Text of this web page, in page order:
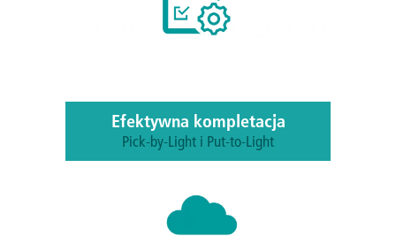
Efektywna kompletacja
Pick-by-Light i Put-to-Light
tras zwiększają wydajność kompletacji
nawet o 50%.